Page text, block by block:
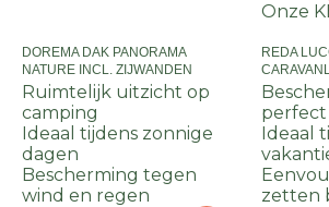
DOREMA DAK PANORAMA
NATURE INCL. ZIJWANDEN
Ruimtelijk uitzicht op
camping
Ideaal tijdens zonnige
dagen
Bescherming tegen
wind en regen
Onze
REDA
perfect
Ideaal
zetten